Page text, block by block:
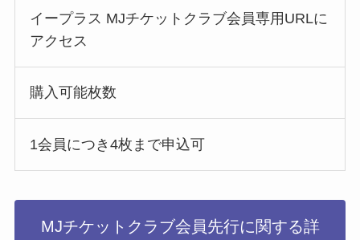
イープラス MJチケットクラブ会員専用URLに
アクセス
購入可能枚数
1会員につき4枚まで申込可
MJチケットクラブ会員先行に関する詳